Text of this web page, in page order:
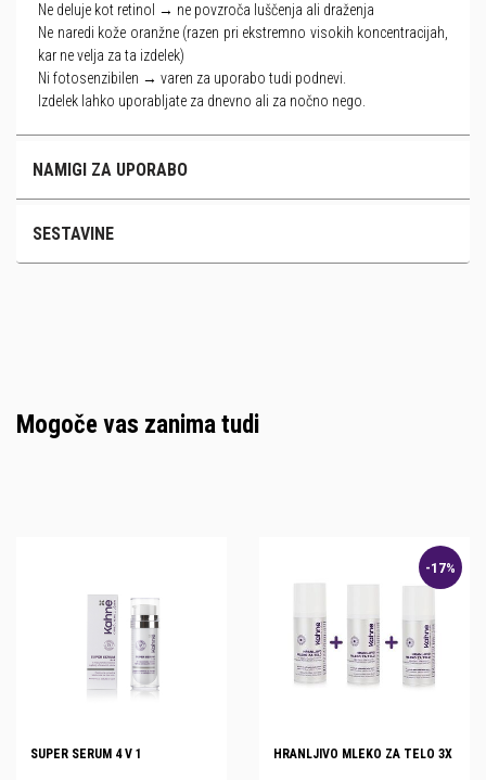
Ne deluje kot retinol → ne povzroča luščenja ali draženja
Ne naredi kože oranžne (razen pri ekstremno visokih koncentracijah,
kar ne velja za ta izdelek)
Ni fotosenzibilen → varen za uporabo tudi podnevi.
Izdelek lahko uporabljate za dnevno ali za nočno nego.
NAMIGI ZA UPORABO
SESTAVINE
Mogoče vas zanima tudi
SUPER SERUM 4 V 1
-17%
HRANLJIVO MLEKO ZA TELO 3X